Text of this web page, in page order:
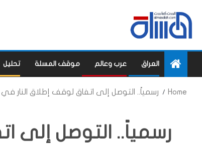
العراق عرب وعالم موقف المسلة تحليل
Home رسمياً.. التوصل إلى اتفاق لوقف إطلاق النار
رسمياً.. التوصل إلى